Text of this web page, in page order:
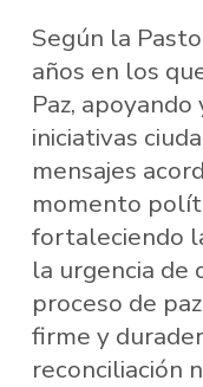
Según la
años en los
Paz,
iniciativas
mensajes
momento
fortaleciendo
la urgencia de
proceso de
firme y
reconciliación